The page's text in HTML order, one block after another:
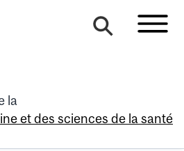
la
et des sciences de la santé